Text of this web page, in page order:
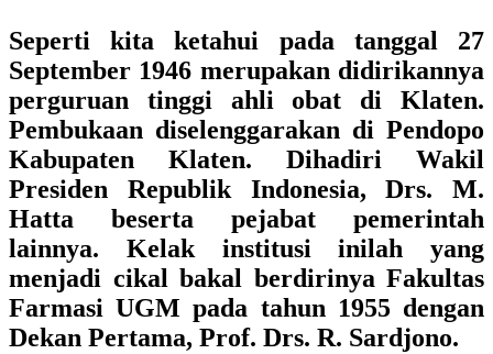
Seperti kita ketahui pada tanggal 27
September 1946 merupakan didirikannya
perguruan tinggi ahli obat di Klaten.
Pembukaan diselenggarakan di Pendopo
Kabupaten Klaten. Dihadiri Wakil
Presiden Republik Indonesia, Drs. M.
Hatta beserta pejabat pemerintah
lainnya. Kelak institusi inilah yang
menjadi cikal bakal berdirinya Fakultas
Farmasi UGM pada tahun 1955 dengan
Dekan Pertama, Prof. Drs. R. Sardjono.